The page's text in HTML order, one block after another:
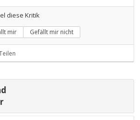
diese Kritik
mir Gefällt mir nicht